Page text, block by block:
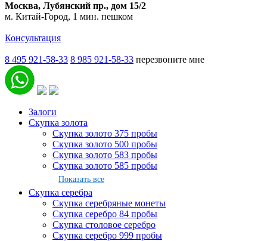
Москва, Лубянский пр., дом 15/2
м. Китай-Город, 1 мин. пешком
Консультация
8 495 921-58-33 8 985 921-58-33 перезвоните мне
Залоги
Скупка золота
Скупка золото 375 пробы
Скупка золото 500 пробы
Скупка золото 583 пробы
Скупка золото 585 пробы
Показать все
Скупка серебра
Скупка серебряные монеты
Скупка серебро 84 пробы
Скупка столовое серебро
Скупка серебро 999 пробы